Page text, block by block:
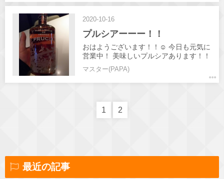
2020-10-16
プルシアーーー！！
おはようございます！！☺️ 今日も元気に
営業中！ 美味しいプルシアあります！！
✨✨ 皆さんのお越しお待ちしてます✨✨
マスター(PAPA)
1 2
最近の記事